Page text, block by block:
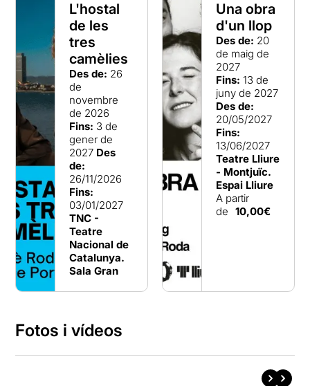
L'hostal
de les
tres
camèlies
Des de: 26
de
novembre
de 2026
Fins: 3 de
gener de
2027 Des
de:
26/11/2026
Fins:
03/01/2027
TNC -
Teatre
Nacional de
Catalunya.
Sala Gran
Una obra
d'un llop
Des de: 20
de maig de
2027
Fins: 13 de
juny de 2027
Des de:
20/05/2027
Fins:
13/06/2027
Teatre Lliure
- Montjuïc.
Espai Lliure
A partir
de 10,00€
Fotos i vídeos